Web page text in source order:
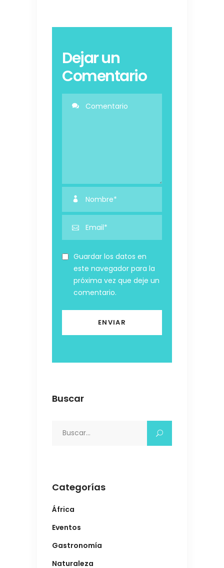
Dejar un
Comentario
Guardar los datos en
este navegador para la
próxima vez que deje un
comentario.
Buscar
for:
Categorías
África
Eventos
Gastronomía
Naturaleza